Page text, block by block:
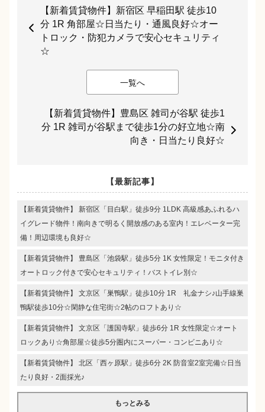
【新着賃貸物件】新宿区 早稲田駅 徒歩10
分 1R 角部屋☆日当たり・通風良好☆オー
トロック・防犯カメラで安心セキュリティ
☆
一覧へ
【新着賃貸物件】豊島区 雑司が谷駅 徒歩1
分 1R 雑司が谷駅まで徒歩1分の好立地☆南
向き・日当たり良好☆
【最新記事】
【新着賃貸物件】 新宿区「目白駅」徒歩9分 1LDK 高級感あふれるハ
イグレード物件！南向きで明るく開放感のある室内！エレベーター完
備！周辺環境も良好☆
【新着賃貸物件】 豊島区「池袋駅」徒歩5分 1K 女性限定！モニタ付き
オートロック付きで安心セキュリティ！バストイレ別☆
【新着賃貸物件】 文京区「巣鴨駅」徒歩10分 1R 礼金ナシ♪山手線巣
鴨駅徒歩10分☆閑静な住宅街☆2帖のロフトあり☆
【新着賃貸物件】 文京区「護国寺駅」徒歩6分 1R 女性限定☆オート
ロックあり☆角部屋☆徒歩5分圏内にスーパー・コンビニあり☆
【新着賃貸物件】 北区「西ヶ原駅」徒歩6分 2K 防音室2室完備☆日当
たり良好・2面採光♪
もっとみる